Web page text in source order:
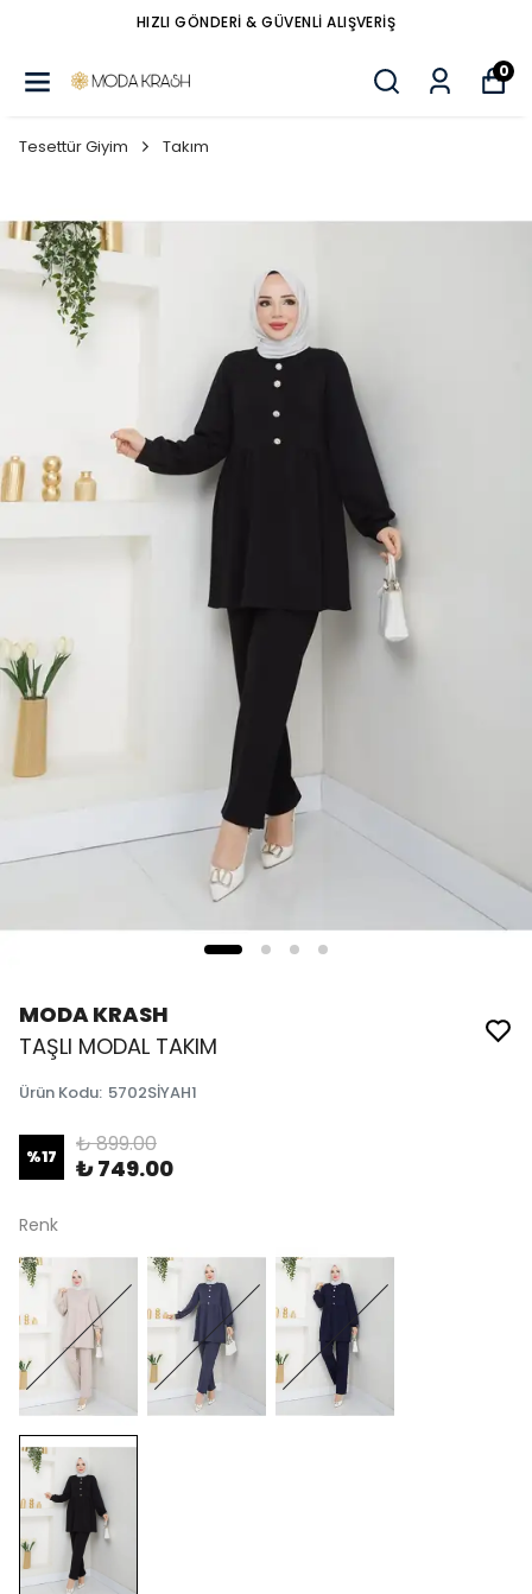
HIZLI GÖNDERİ & GÜVENLİ ALIŞVERİŞ
0
Tesettür Giyim Takım
MODA KRASH
TAŞLI MODAL TAKIM
Ürün Kodu: 5702SİYAH1
%17 ₺ 899.00
₺ 749.00
Renk